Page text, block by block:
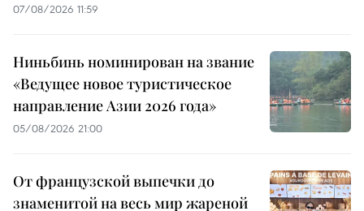
07/08/2026 11:59
Ниньбинь номинирован на звание
«Ведущее новое туристическое
направление Азии 2026 года»
05/08/2026 21:00
От французской выпечки до
знаменитой на весь мир жареной